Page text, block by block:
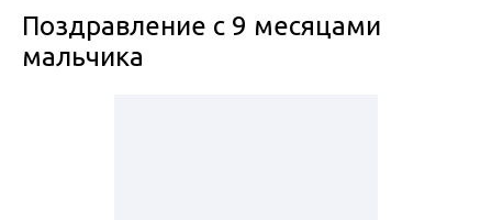
Поздравление с 9 месяцами
мальчика